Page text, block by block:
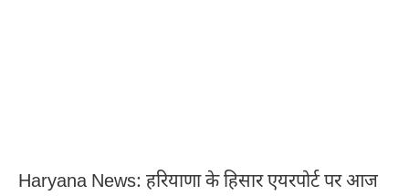
Haryana News: हरियाणा के हिसार एयरपोर्ट पर आज